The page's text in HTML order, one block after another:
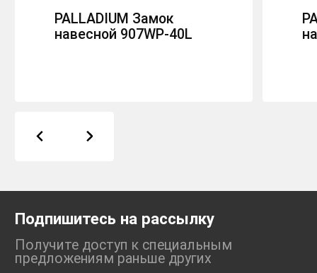
PALLADIUM Замок
навесной 907WP-40L
Подпишитесь на рассылку
Получите доступ к специальным
предложениям раньше других